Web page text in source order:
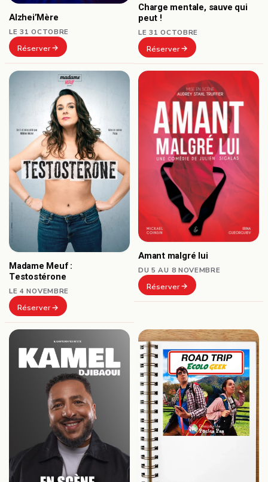
Alzhei’Mère
LE 31 OCTOBRE
Réserver
Charge mentale, sauve qui
peut !
LE 31 OCTOBRE
Réserver
Madame Meuf :
Testostérone
LE 4 NOVEMBRE
Réserver
Amant malgré lui
DU 5 AU 8 NOVEMBRE
Réserver